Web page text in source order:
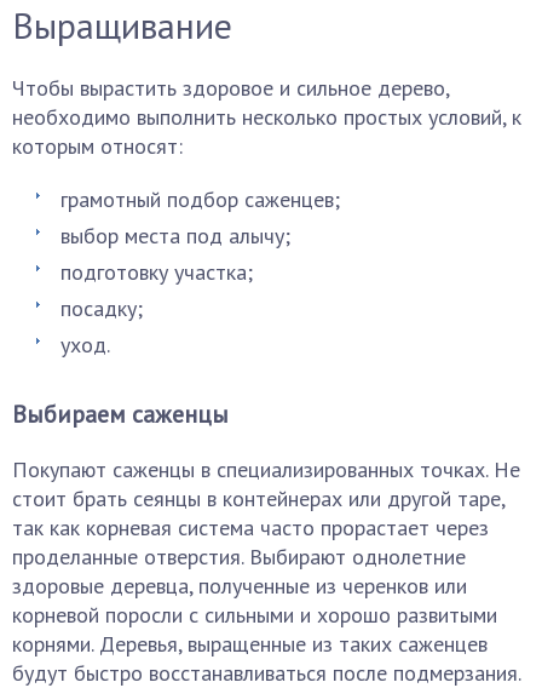
Выращивание
Чтобы вырастить здоровое и сильное дерево,
необходимо выполнить несколько простых условий, к
которым относят:
грамотный подбор саженцев;
выбор места под алычу;
подготовку участка;
посадку;
уход.
Выбираем саженцы
Покупают саженцы в специализированных точках. Не
стоит брать сеянцы в контейнерах или другой таре,
так как корневая система часто прорастает через
проделанные отверстия. Выбирают однолетние
здоровые деревца, полученные из черенков или
корневой поросли с сильными и хорошо развитыми
корнями. Деревья, выращенные из таких саженцев
будут быстро восстанавливаться после подмерзания.